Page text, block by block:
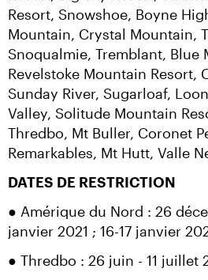
Resort, Snowshoe, Boyne
Mountain, Crystal Mountain,
Snoqualmie, Tremblant, Blue
Revelstoke Mountain Resort,
Sunday River, Sugarloaf,
Valley, Solitude Mountain
Thredbo, Mt Buller, Coronet
Remarkables, Mt Hutt, Valle
DATES DE RESTRICTION
● Amérique du Nord : 26
janvier 2021 ; 16-17 janvier
● Thredbo : 26 juin - 11 juillet